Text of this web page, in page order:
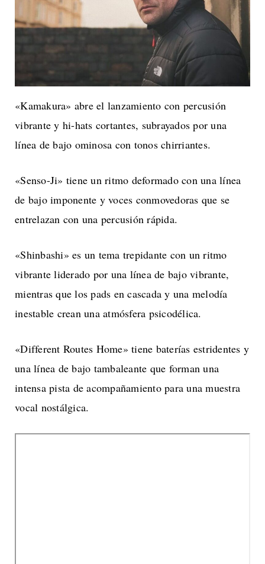
«Kamakura» abre el lanzamiento con percusión
vibrante y hi-hats cortantes, subrayados por una
línea de bajo ominosa con tonos chirriantes.
«Senso-Ji» tiene un ritmo deformado con una línea
de bajo imponente y voces conmovedoras que se
entrelazan con una percusión rápida.
«Shinbashi» es un tema trepidante con un ritmo
vibrante liderado por una línea de bajo vibrante,
mientras que los pads en cascada y una melodía
inestable crean una atmósfera psicodélica.
«Different Routes Home» tiene baterías estridentes y
una línea de bajo tambaleante que forman una
intensa pista de acompañamiento para una muestra
vocal nostálgica.